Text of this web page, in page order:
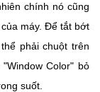
chính nó cũng
máy. Để tắt bớt
phải chuột trên
Color" bỏ
suốt.